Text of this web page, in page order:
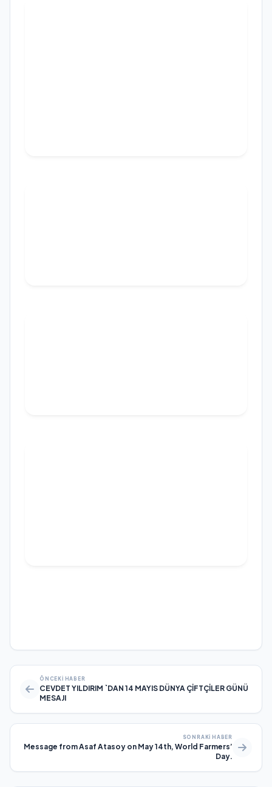
ÖNCEKI HABER
CEVDET YILDIRIM `DAN 14 MAYIS DÜNYA ÇİFTÇİLER GÜNÜ
MESAJI
SONRAKI HABER
Message from Asaf Atasoy on May 14th, World Farmers’
Day.